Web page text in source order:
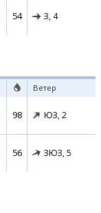
54 З, 4
Ветер
98 ЮЗ, 2
56 ЗЮЗ, 5